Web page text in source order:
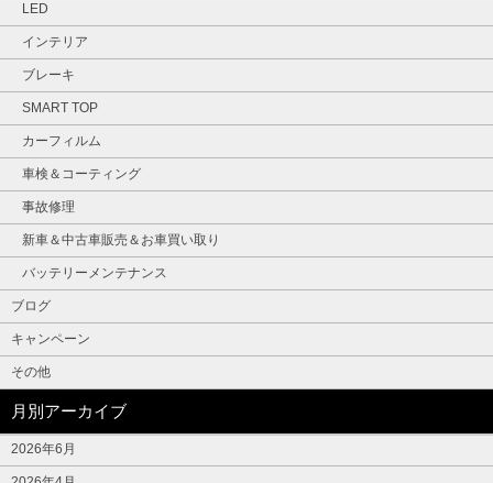
LED
インテリア
ブレーキ
SMART TOP
カーフィルム
車検＆コーティング
事故修理
新車＆中古車販売＆お車買い取り
バッテリーメンテナンス
ブログ
キャンペーン
その他
月別アーカイブ
2026年6月